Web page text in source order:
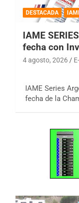
DESTACADA
IAME
fecha con
4 agosto, 2026
IAME Series
fecha de la